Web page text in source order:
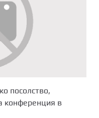
посолство,
конференция в